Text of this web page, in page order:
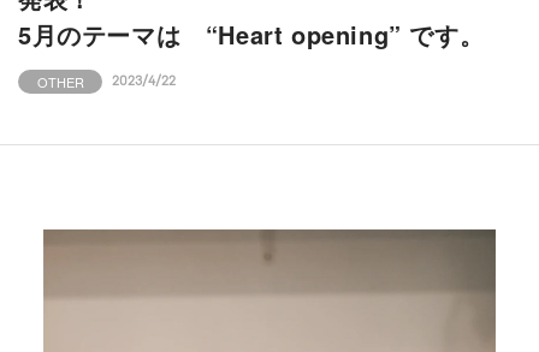
5月のテーマは “Heart opening” です。
OTHER 2023/4/22